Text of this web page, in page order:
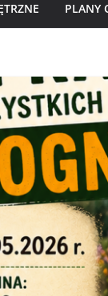
PLANY